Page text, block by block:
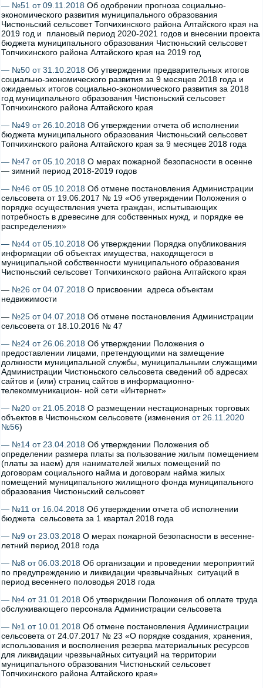
— №51 от 09.11.2018 Об одобрении прогноза социально-
экономического развития муниципального образования
Чистюньский сельсовет Топчихинского района Алтайского края на
2019 год и плановый период 2020-2021 годов и внесении проекта
бюджета муниципального образования Чистюньский сельсовет
Топчихинского района Алтайского края на 2019 год
— №50 от 31.10.2018 Об утверждении предварительных итогов
социально-экономического развития за 9 месяцев 2018 года и
ожидаемых итогов социально-экономического развития за 2018
год муниципального образования Чистюньский сельсовет
Топчихинского района Алтайского края
— №49 от 26.10.2018 Об утверждении отчета об исполнении
бюджета муниципального образования Чистюньский сельсовет
Топчихинского района Алтайского края за 9 месяцев 2018 года
— №47 от 05.10.2018 О мерах пожарной безопасности в осенне
— зимний период 2018-2019 годов
— №46 от 05.10.2018 Об отмене постановления Администрации
сельсовета от 19.06.2017 № 19 «Об утверждении Положения о
порядке осуществления учета граждан, испытывающих
потребность в древесине для собственных нужд, и порядке ее
распределения»
— №44 от 05.10.2018 Об утверждении Порядка опубликования
информации об объектах имущества, находящегося в
муниципальной собственности муниципального образования
Чистюньский сельсовет Топчихинского района Алтайского края
— №26 от 04.07.2018 О присвоении адреса объектам
недвижимости
— №25 от 04.07.2018 Об отмене постановления Администрации
сельсовета от 18.10.2016 № 47
— №24 от 26.06.2018 Об утверждении Положения о
предоставлении лицами, претендующими на замещение
должности муниципальной службы, муниципальными служащими
Администрации Чистюньского сельсовета сведений об адресах
сайтов и (или) страниц сайтов в информационно-
телекоммуникацион- ной сети «Интернет»
— №20 от 21.05.2018 О размещении нестационарных торговых
объектов в Чистюньском сельсовете (изменения от 26.11.2020
№56)
— №14 от 23.04.2018 Об утверждении Положения об
определении размера платы за пользование жилым помещением
(платы за наем) для нанимателей жилых помещений по
договорам социального найма и договорам найма жилых
помещений муниципального жилищного фонда муниципального
образования Чистюньский сельсовет
— №11 от 16.04.2018 Об утверждении отчета об исполнении
бюджета сельсовета за 1 квартал 2018 года
— №9 от 23.03.2018 О мерах пожарной безопасности в весенне-
летний период 2018 года
— №8 от 06.03.2018 Об организации и проведении мероприятий
по предупреждению и ликвидации чрезвычайных ситуаций в
период весеннего половодья 2018 года
— №4 от 31.01.2018 Об утверждении Положения об оплате труда
обслуживающего персонала Администрации сельсовета
— №1 от 10.01.2018 Об отмене постановления Администрации
сельсовета от 24.07.2017 № 23 «О порядке создания, хранения,
использования и восполнения резерва материальных ресурсов
для ликвидации чрезвычайных ситуаций на территории
муниципального образования Чистюньский сельсовет
Топчихинского района Алтайского края»